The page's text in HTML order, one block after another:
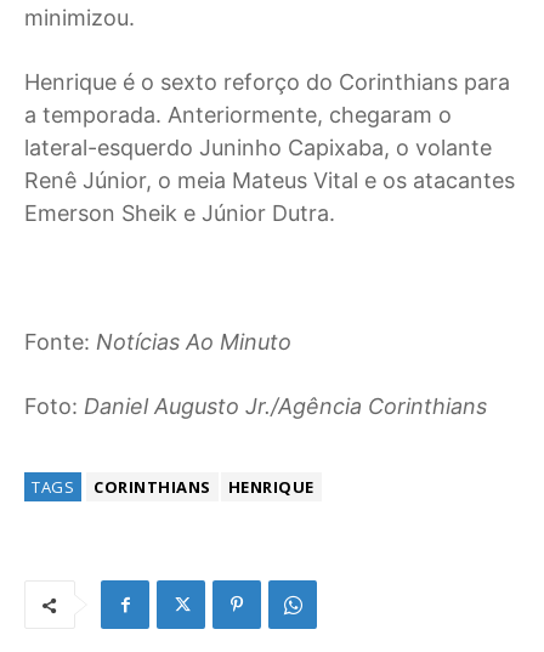
minimizou.
Henrique é o sexto reforço do Corinthians para
a temporada. Anteriormente, chegaram o
lateral-esquerdo Juninho Capixaba, o volante
Renê Júnior, o meia Mateus Vital e os atacantes
Emerson Sheik e Júnior Dutra.
Fonte: Notícias Ao Minuto
Foto: Daniel Augusto Jr./Agência Corinthians
TAGS CORINTHIANS HENRIQUE